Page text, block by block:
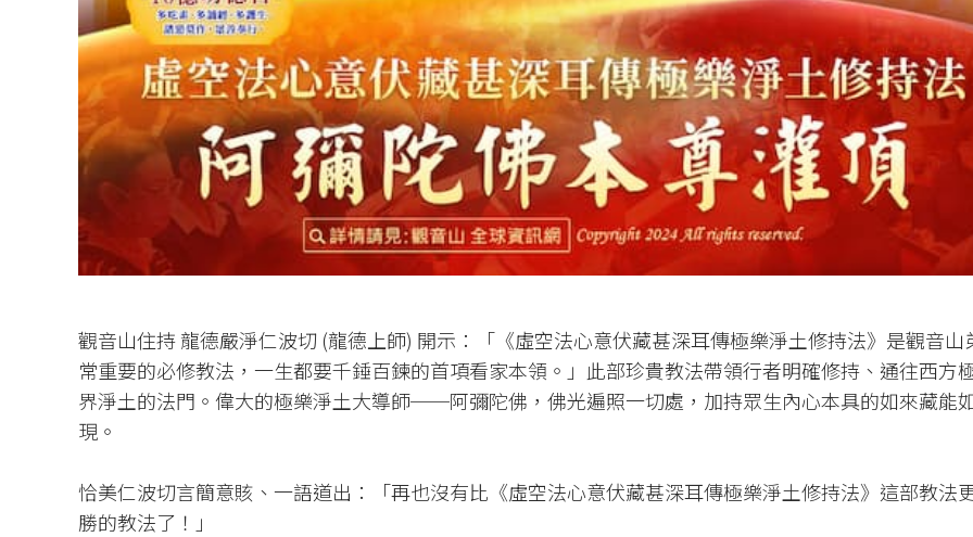
觀音山住持 龍德嚴淨仁波切 (龍德上師) 開示：「《虛空法心意伏藏甚深耳傳極樂淨土修持法》是觀音山
常重要的必修教法，一生都要千錘百鍊的首項看家本領。」此部珍貴教法帶領行者明確修持、通往西方
界淨土的法門。偉大的極樂淨土大導師──阿彌陀佛，佛光遍照一切處，加持眾生內心本具的如來藏能
現。
恰美仁波切言簡意賅、一語道出：「再也沒有比《虛空法心意伏藏甚深耳傳極樂淨土修持法》這部教法
勝的教法了！」